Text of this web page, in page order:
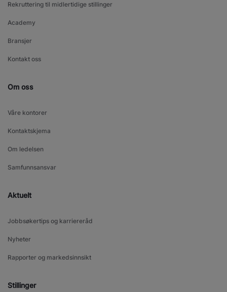
Rekruttering til midlertidige stillinger
Academy
Bransjer
Kontakt oss
Om oss
Våre kontorer
Kontaktskjema
Om ledelsen
Samfunnsansvar
Aktuelt
Jobbsøkertips og karriereråd
Nyheter
Rapporter og markedsinnsikt
Stillinger